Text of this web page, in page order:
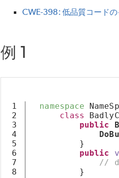
CWE-398: 低品質コード
例 1
1
2
3
4
5
6
7
8
namespace
class
public
}
public
//
}